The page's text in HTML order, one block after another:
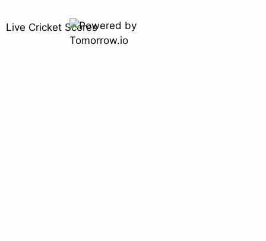
Live Cricket Scores